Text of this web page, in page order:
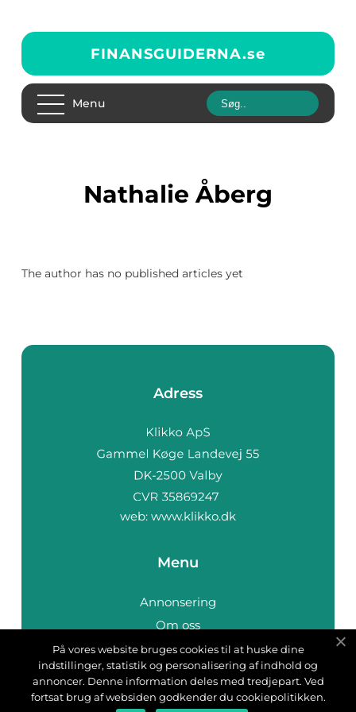
FINANSGUIDERNA.se
Menu
Nathalie Åberg
The author has no published articles yet
Adress
web: www.klikko.dk
Menu
Annonsering
Om oss
Cookies
Kontakta oss
Sitemap
På vores website bruges cookies til at huske dine
indstillinger, statistik og personalisering af indhold og
annoncer. Denne information deles med tredjepart. Ved
fortsat brug af websiden godkender du cookiepolitikken.